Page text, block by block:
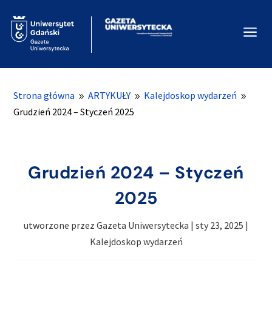
a
Strona główna 9 ARTYKUŁY 9 Kalejdoskop wydarzeń 9
Grudzień 2024 – Styczeń 2025
Grudzień 2024 – Styczeń
2025
utworzone przez Gazeta Uniwersytecka | sty 23, 2025 |
Kalejdoskop wydarzeń